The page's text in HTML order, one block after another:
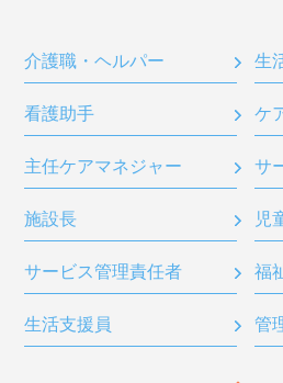
介護職・ヘルパー 生
看護助手 ケ
主任ケアマネジャー サ
施設長 児
サービス管理責任者 福
生活支援員 管